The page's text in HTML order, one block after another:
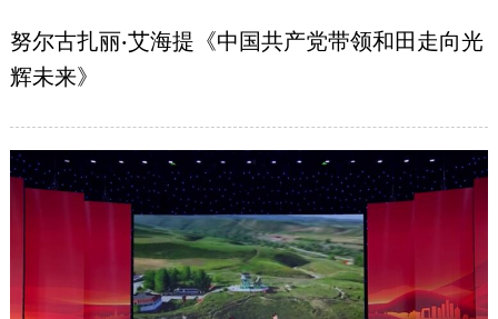
努尔古扎丽·艾海提《中国共产党带领和田走向光
辉未来》